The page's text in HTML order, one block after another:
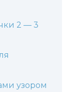
2 — 3
узором